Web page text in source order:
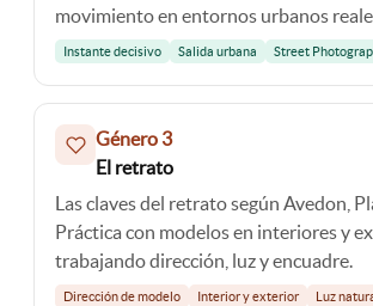
movimiento en entornos urbanos
Instante decisivo Salida urbana Street
Género 3
El retrato
Las claves del retrato según Avedon,
Práctica con modelos en interiores y
trabajando dirección, luz y encuadre.
Dirección de modelo Interior y exterior Luz